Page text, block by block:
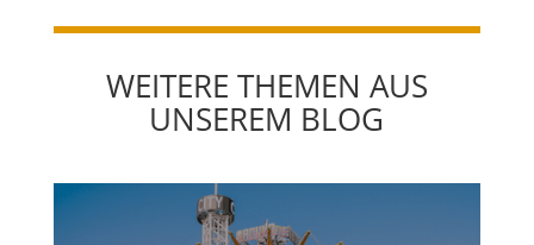
WEITERE THEMEN AUS
UNSEREM BLOG